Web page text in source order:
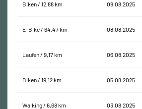
Biken / 12,88 km 09.08.2025
E-Bike / 64,47 km 08.08.2025
Laufen / 9,17 km 06.08.2025
Biken / 19,12 km 05.08.2025
Walking / 6,68 km 03.08.2025